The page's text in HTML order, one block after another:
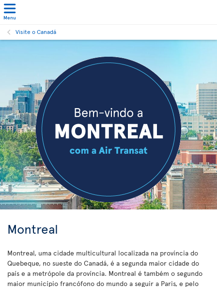
Menu
Visite o Canadá
Montreal
Montreal, uma cidade multicultural localizada na província do
Quebeque, no sueste do Canadá, é a segunda maior cidade do
país e a metrópole da província. Montreal é também o segundo
maior município francófono do mundo a seguir a Paris, e pelo